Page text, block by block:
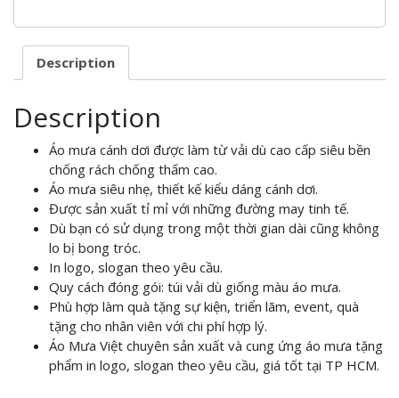
Description
Description
Áo mưa cánh dơi được làm từ vải dù cao cấp siêu bền
chống rách chống thấm cao.
Áo mưa siêu nhẹ, thiết kế kiểu dáng cánh dơi.
Được sản xuất tỉ mỉ với những đường may tinh tế.
Dù bạn có sử dụng trong một thời gian dài cũng không
lo bị bong tróc.
In logo, slogan theo yêu cầu.
Quy cách đóng gói: túi vải dù giống màu áo mưa.
Phù hợp làm quà tặng sự kiện, triển lãm, event, quà
tặng cho nhân viên với chi phí hợp lý.
Áo Mưa Việt chuyên sản xuất và cung ứng áo mưa tặng
phẩm in logo, slogan theo yêu cầu, giá tốt tại TP HCM.